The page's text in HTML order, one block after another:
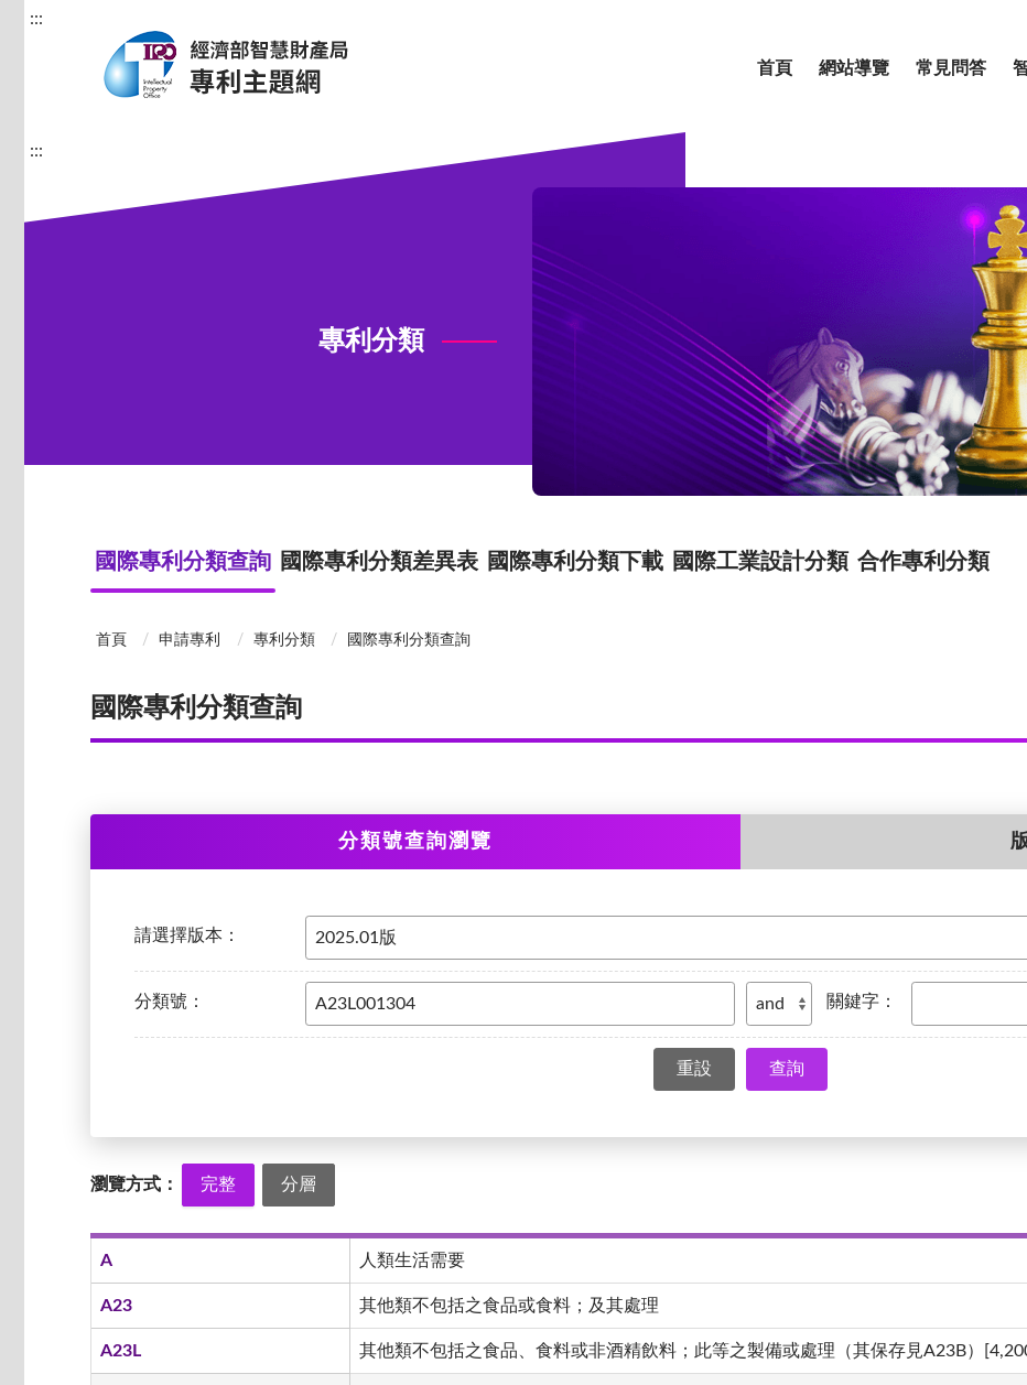
:::
首頁 網站導覽 常見問答
:::
專利分類
國際專利分類查詢 國際專利分類差異表 國際專利分類下載 國際工業設計分類 合作專利分類
首頁 申請專利 專利分類 國際專利分類查詢
國際專利分類查詢
分類號查詢瀏覽
請選擇版本：
分類號： 關鍵字：
查詢
瀏覽方式： 完整 分層
A 人類生活需要
A23 其他類不包括之食品或食料；及其處理
A23L 其他類不包括之食品、食料或非酒精飲料；此等之製備或處理（其保存見A23B）